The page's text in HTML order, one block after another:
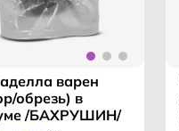
варен
обрезь) в
/БАХРУШИН/